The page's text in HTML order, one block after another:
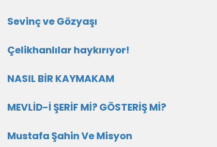
Sevinç ve Gözyaşı
Çelikhanlılar haykırıyor!
NASIL BİR KAYMAKAM
MEVLİD-İ ŞERİF Mİ? GÖSTERİŞ Mİ?
Mustafa Şahin Ve Misyon